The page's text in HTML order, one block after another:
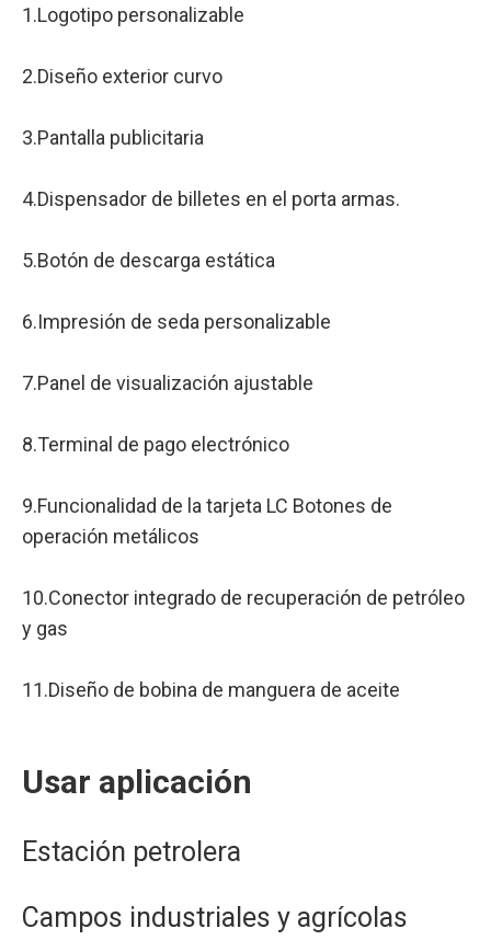
1.Logotipo personalizable
2.Diseño exterior curvo
3.Pantalla publicitaria
4.Dispensador de billetes en el porta armas.
5.Botón de descarga estática
6.Impresión de seda personalizable
7.Panel de visualización ajustable
8.Terminal de pago electrónico
9.Funcionalidad de la tarjeta LC Botones de
operación metálicos
10.Conector integrado de recuperación de petróleo
y gas
11.Diseño de bobina de manguera de aceite
Usar aplicación
Estación petrolera
Campos industriales y agrícolas